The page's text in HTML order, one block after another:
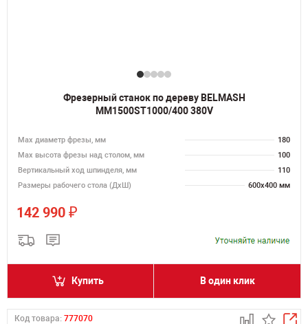
Фрезерный станок по дереву BELMASH
MM1500ST1000/400 380V
Max диаметр фрезы, мм
180
Мах высота фрезы над столом, мм
100
Вертикальный ход шпинделя, мм
110
Размеры рабочего стола (ДхШ)
600х400 мм
142 990 ₽
Купить В один клик
Код товара: 777070